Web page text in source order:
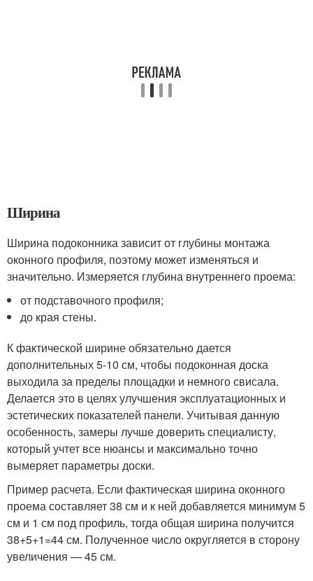
Ширина
Ширина подоконника зависит от глубины монтажа
оконного профиля, поэтому может изменяться и
значительно. Измеряется глубина внутреннего проема:
от подставочного профиля;
до края стены.
К фактической ширине обязательно дается
дополнительных 5-10 см, чтобы подоконная доска
выходила за пределы площадки и немного свисала.
Делается это в целях улучшения эксплуатационных и
эстетических показателей панели. Учитывая данную
особенность, замеры лучше доверить специалисту,
который учтет все нюансы и максимально точно
вымеряет параметры доски.
Пример расчета. Если фактическая ширина оконного
проема составляет 38 см и к ней добавляется минимум 5
см и 1 см под профиль, тогда общая ширина получится
38+5+1=44 см. Полученное число округляется в сторону
увеличения — 45 см.